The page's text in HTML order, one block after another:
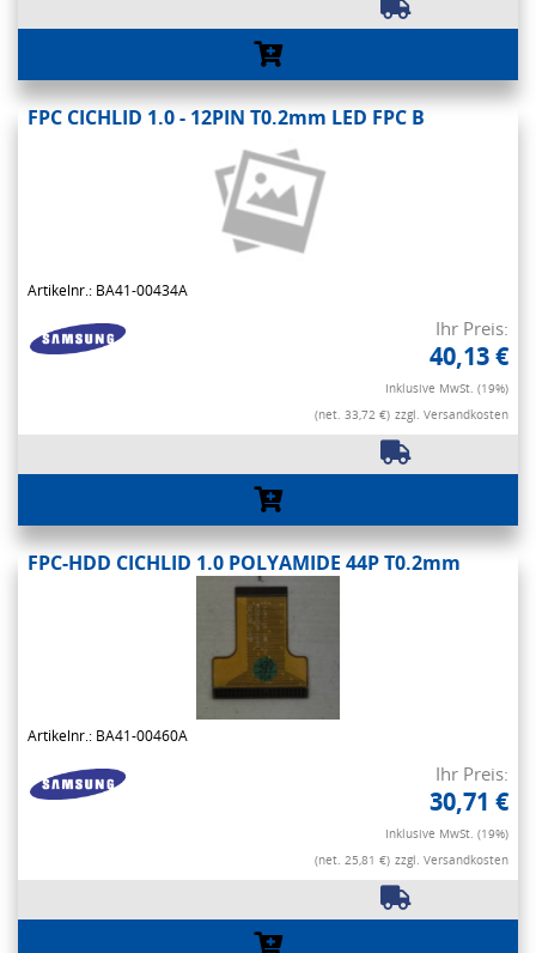
FPC CICHLID 1.0 - 12PIN T0.2mm LED FPC B
Artikelnr.: BA41-00434A
Ihr Preis:
40,13 €
Inklusive MwSt. (19%)
(net. 33,72 €) zzgl. Versandkosten
FPC-HDD CICHLID 1.0 POLYAMIDE 44P T0.2mm
Artikelnr.: BA41-00460A
Ihr Preis:
30,71 €
Inklusive MwSt. (19%)
(net. 25,81 €) zzgl. Versandkosten